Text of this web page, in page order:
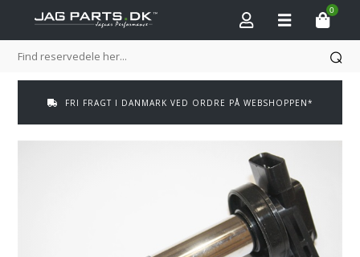
0
FRI FRAGT I DANMARK VED ORDRE PÅ WEBSHOPPEN*